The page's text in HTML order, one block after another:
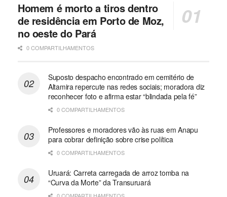
Homem é morto a tiros dentro
de residência em Porto de Moz,
no oeste do Pará
0 COMPARTILHAMENTOS
Suposto despacho encontrado em cemitério de
Altamira repercute nas redes sociais; moradora diz
reconhecer foto e afirma estar “blindada pela fé”
0 COMPARTILHAMENTOS
Professores e moradores vão às ruas em Anapu
para cobrar definição sobre crise política
0 COMPARTILHAMENTOS
Uruará: Carreta carregada de arroz tomba na
“Curva da Morte” da Transuruará